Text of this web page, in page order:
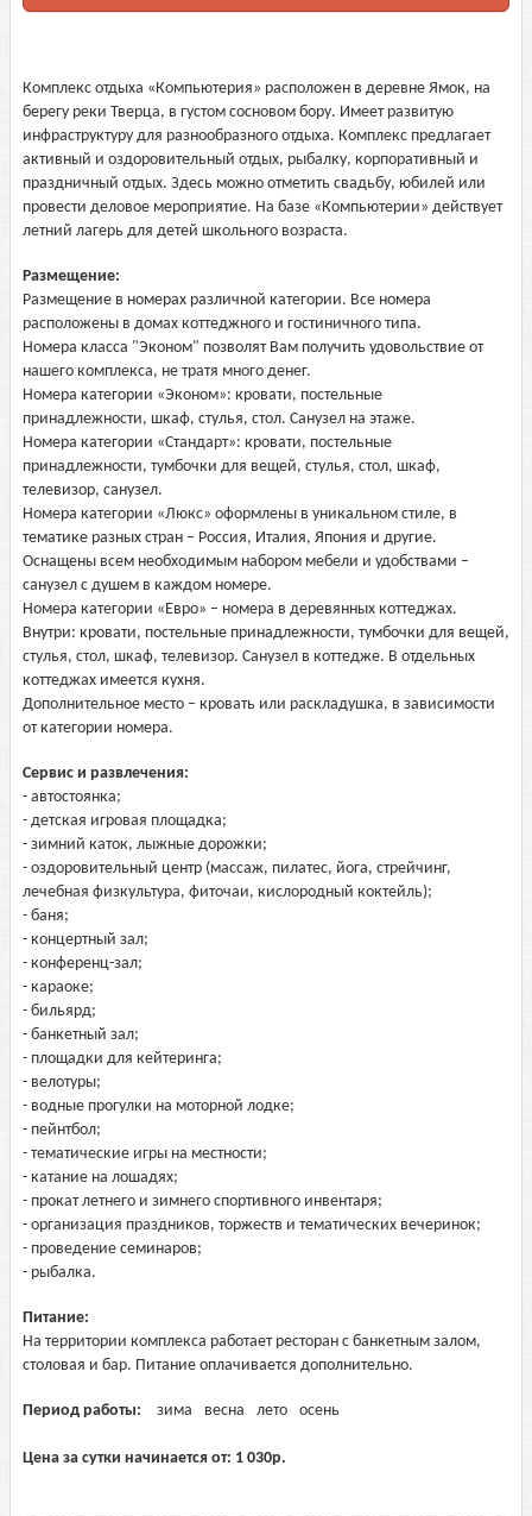
Комплекс отдыха «Компьютерия» расположен в деревне Ямок, на
берегу реки Тверца, в густом сосновом бору. Имеет развитую
инфраструктуру для разнообразного отдыха. Комплекс предлагает
активный и оздоровительный отдых, рыбалку, корпоративный и
праздничный отдых. Здесь можно отметить свадьбу, юбилей или
провести деловое мероприятие. На базе «Компьютерии» действует
летний лагерь для детей школьного возраста.
Размещение:
Размещение в номерах различной категории. Все номера
расположены в домах коттеджного и гостиничного типа.
Номера класса "Эконом" позволят Вам получить удовольствие от
нашего комплекса, не тратя много денег.
Номера категории «Эконом»: кровати, постельные
принадлежности, шкаф, стулья, стол. Санузел на этаже.
Номера категории «Стандарт»: кровати, постельные
принадлежности, тумбочки для вещей, стулья, стол, шкаф,
телевизор, санузел.
Номера категории «Люкс» оформлены в уникальном стиле, в
тематике разных стран – Россия, Италия, Япония и другие.
Оснащены всем необходимым набором мебели и удобствами –
санузел с душем в каждом номере.
Номера категории «Евро» – номера в деревянных коттеджах.
Внутри: кровати, постельные принадлежности, тумбочки для вещей,
стулья, стол, шкаф, телевизор. Санузел в коттедже. В отдельных
коттеджах имеется кухня.
Дополнительное место – кровать или раскладушка, в зависимости
от категории номера.
Сервис и развлечения:
- автостоянка;
- детская игровая площадка;
- зимний каток, лыжные дорожки;
- оздоровительный центр (массаж, пилатес, йога, стрейчинг,
лечебная физкультура, фиточаи, кислородный коктейль);
- баня;
- концертный зал;
- конференц-зал;
- караоке;
- бильярд;
- банкетный зал;
- площадки для кейтеринга;
- велотуры;
- водные прогулки на моторной лодке;
- пейнтбол;
- тематические игры на местности;
- катание на лошадях;
- прокат летнего и зимнего спортивного инвентаря;
- организация праздников, торжеств и тематических вечеринок;
- проведение семинаров;
- рыбалка.
Питание:
На территории комплекса работает ресторан с банкетным залом,
столовая и бар. Питание оплачивается дополнительно.
Период работы: зима весна лето осень
Цена за сутки начинается от: 1 030р.